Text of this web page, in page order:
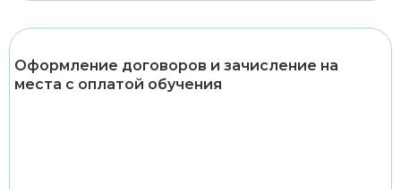
Оформление договоров и зачисление на
места с оплатой обучения